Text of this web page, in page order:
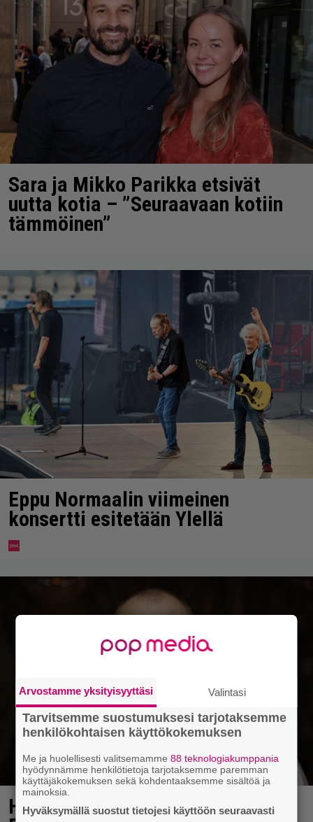
Sara ja Mikko Parikka etsivät
uutta kotia – ”Seuraavaan kotiin
tämmöinen”
Eppu Normaalin viimeinen
konsertti esitetään Ylellä
Heikki Paasonen kaunistautui
Arvostamme yksityisyyttäsi Valintasi
Tarvitsemme suostumuksesi tarjotaksemme
henkilökohtaisen käyttökokemuksen
Me ja huolellisesti valitsemamme88 teknologiakumppania
hyödynnämme henkilötietoja tarjotaksemme paremman
käyttäjäkokemuksen sekä kohdentaaksemme sisältöä ja
mainoksia.
Hyväksymällä suostut tietojesi käyttöön seuraavasti